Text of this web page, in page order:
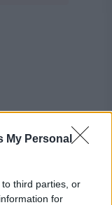
My Personal
third parties, or
for